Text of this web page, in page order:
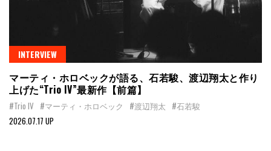
INTERVIEW
マーティ・ホロベックが語る、石若駿、渡辺翔太と作り
上げた“Trio IV”最新作【前篇】
#Trio IV #マーティ・ホロベック #渡辺翔太 #石若駿
2026.07.17 UP